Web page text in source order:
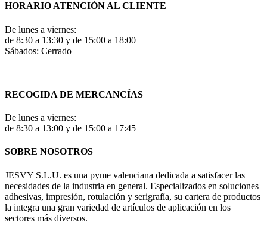
HORARIO ATENCIÓN AL CLIENTE
De lunes a viernes:
de 8:30 a 13:30 y de 15:00 a 18:00
Sábados: Cerrado
RECOGIDA DE MERCANCÍAS
De lunes a viernes:
de 8:30 a 13:00 y de 15:00 a 17:45
SOBRE NOSOTROS
JESVY S.L.U. es una pyme valenciana dedicada a satisfacer las
necesidades de la industria en general. Especializados en soluciones
adhesivas, impresión, rotulación y serigrafía, su cartera de productos
la integra una gran variedad de artículos de aplicación en los
sectores más diversos.